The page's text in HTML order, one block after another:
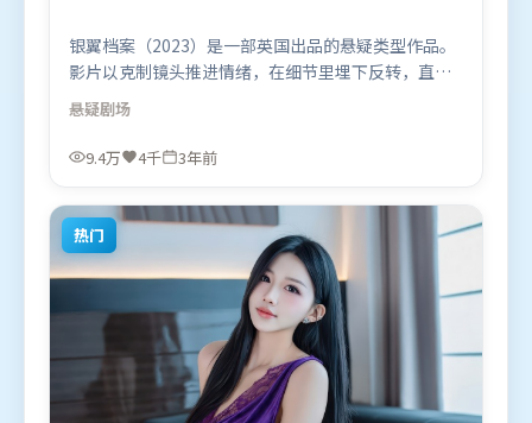
银翼档案（2023）是一部英国出品的悬疑类型作品。
影片以克制镜头推进情绪，在细节里埋下反转，直至
最后一刻才揭开谜底。动作场面设计讲究空间与节
奏，文戏部分同样扎实耐嚼。由北野武执导，周冬
雨、艾米莉·布朗特、马东锡，基里安·墨菲、吴京
地区首映上线，适合喜欢悬疑题材的观众观看。
悬疑剧场
9.4万 4千 3年前
热门